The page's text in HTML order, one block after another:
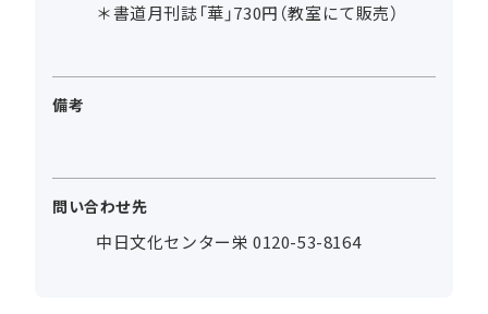
＊書道月刊誌「華」730円（教室にて販売）
備考
問い合わせ先
中日文化センター栄 0120-53-8164